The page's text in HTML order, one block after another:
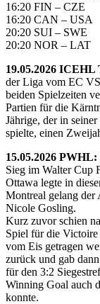
16:20 FIN – CZE
16:20 CAN – USA
20:20 SUI – SWE
20:20 NOR – LAT
19.05.2026 ICEHL
der Liga vom EC
beiden Spielzeiten
Partien für die
Jährige, der in
spielte, einen
15.05.2026 PWHL:
Sieg im Walter Cup
Ottawa legte in
Montreal gelang der
Nicole Gosling.
Kurz zuvor schien
Spiel für die Victoire
vom Eis getragen
zurück und gab
für den 3:2
Winning Goal auch
konnte.